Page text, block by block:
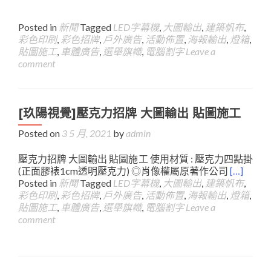
Posted in 新聞 Tagged LED字幕機, 大圖輸出, 建築帆布,
彩色印刷, 彩色招牌, 戶外廣告, 活動佈置, 海報輸出, 燈箱,
貼圖施工, 車體廣告, 選舉旗幟, 電腦割字 Leave a
comment
[玖陽視覺]壓克力招牌 大圖輸出 貼圖施工
Posted on 3 5 月, 2021 byadmin
壓克力招牌 大圖輸出 貼圖施工 使用材質 : 壓克力四點掛
(正面膠裱1cm透明壓克力) ◎肖像權屬原著作公司 […]
Posted in 新聞 Tagged LED字幕機, 大圖輸出, 建築帆布,
彩色印刷, 彩色招牌, 戶外廣告, 活動佈置, 海報輸出, 燈箱,
貼圖施工, 車體廣告, 選舉旗幟, 電腦割字 Leave a
comment